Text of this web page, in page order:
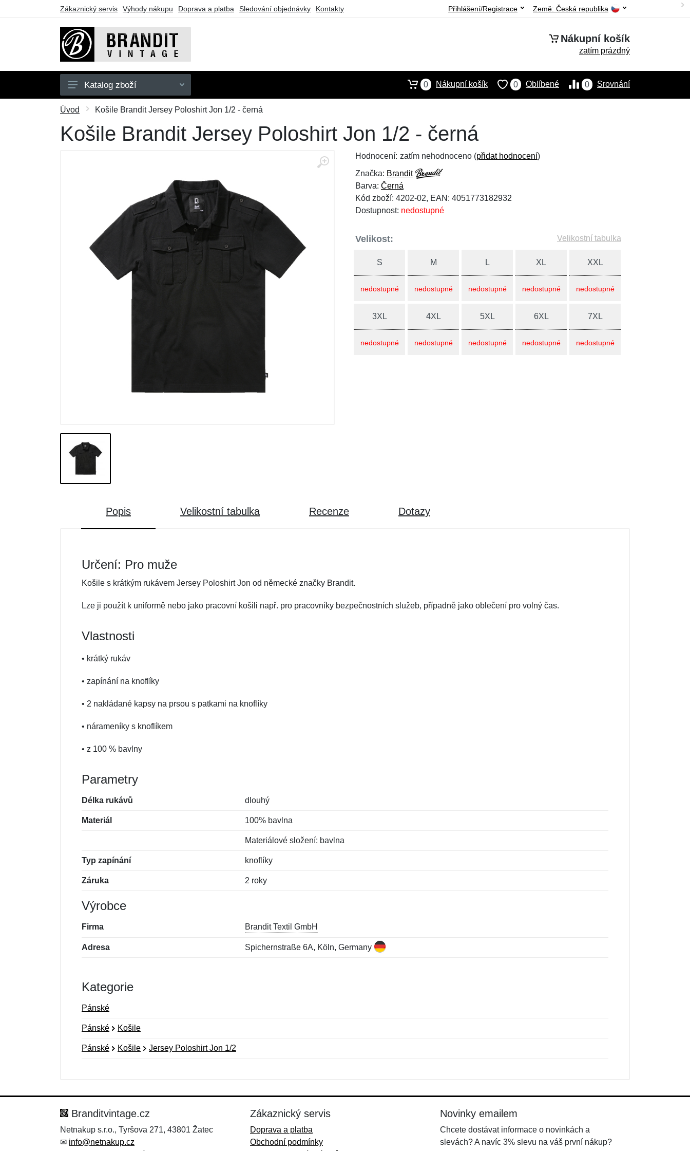
Zákaznický servis Výhody nákupu Doprava a platba Sledování objednávky Kontakty Země: Česká republika
Přihlášení/Registrace
Nákupní košík
zatím prázdný
Pánské
Dámské
Dárkové poukazy
Výprodej
Katalog zboží 0 Srovnání
0 Oblíbené
0 Nákupní košík
Úvod Košile Brandit Jersey Poloshirt Jon 1/2 - černá
Košile Brandit Jersey Poloshirt Jon 1/2 - černá
Hodnocení: zatím nehodnoceno (přidat hodnocení)
Značka: Brandit
Barva: Černá
Kód zboží: 4202-02, EAN: 4051773182932
Dostupnost: nedostupné
Velikost: Velikostní tabulka
S
nedostupné
M
nedostupné
L
nedostupné
XL
nedostupné
XXL
nedostupné
3XL
nedostupné
4XL
nedostupné
5XL
nedostupné
6XL
nedostupné
7XL
nedostupné
Popis Velikostní tabulka Recenze Dotazy
Určení: Pro muže
Košile s krátkým rukávem Jersey Poloshirt Jon od německé značky Brandit.
Lze ji použít k uniformě nebo jako pracovní košili např. pro pracovníky bezpečnostních služeb, případně jako oblečení pro volný čas.
Vlastnosti
• krátký rukáv
• zapínání na knoflíky
• 2 nakládané kapsy na prsou s patkami na knoflíky
• nárameníky s knoflíkem
• z 100 % bavlny
Parametry
Délka rukávů dlouhý
Materiál 100% bavlna
Materiálové složení: bavlna
Typ zapínání knoflíky
Záruka 2 roky
Výrobce
Firma Brandit Textil GmbH
Adresa Spichernstraße 6A, Köln, Germany
Kategorie
Pánské
Pánské Košile
Pánské Košile Jersey Poloshirt Jon 1/2
Zpráva*
Zpráva*
Branditvintage.cz
Netnakup s.r.o., Tyršova 271, 43801 Žatec
✉ info@netnakup.cz
Zákaznický servis
Doprava a platba
Obchodní podmínky
Novinky emailem
Chcete dostávat informace o novinkách a
slevách? A navíc 3% slevu na váš první nákup?